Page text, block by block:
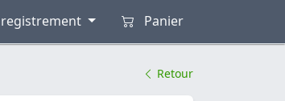
Panier
Retour